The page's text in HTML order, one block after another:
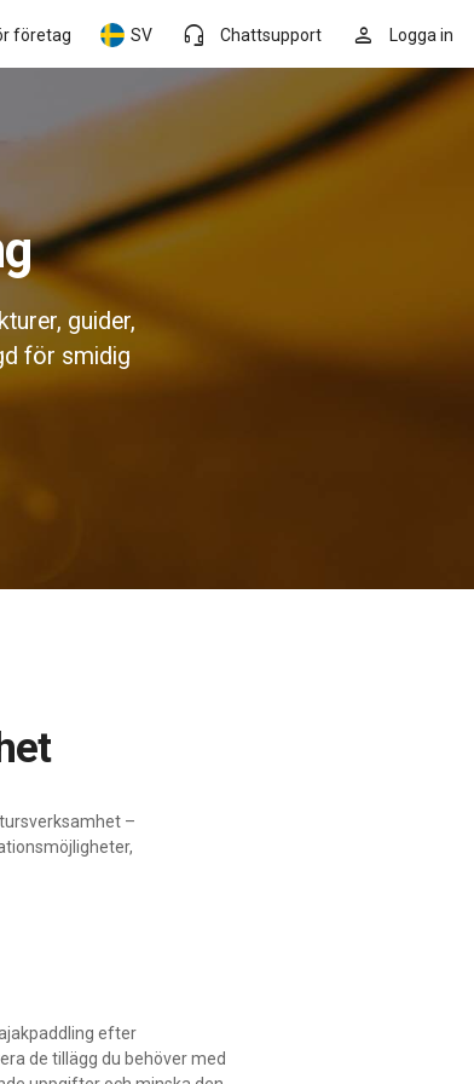
person Logga in
headset_mic Chattsupport
SV
företag
guider,
för smidig
–
efter
de tillägg du behöver med